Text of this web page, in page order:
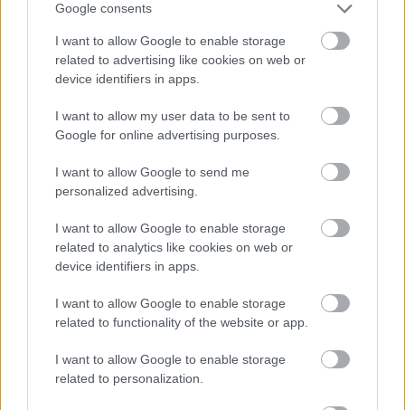
Google consents
I want to allow Google to enable storage
related to advertising like cookies on web or
device identifiers in apps.
I want to allow my user data to be sent to
Google for online advertising purposes.
I want to allow Google to send me
personalized advertising.
I want to allow Google to enable storage
related to analytics like cookies on web or
device identifiers in apps.
I want to allow Google to enable storage
related to functionality of the website or app.
I want to allow Google to enable storage
related to personalization.
Finago Procountor Tili –
yrityspankkitili, jolla
säästät rahaa